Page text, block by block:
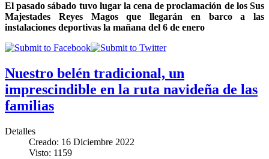
El pasado sábado tuvo lugar la cena de proclamación de los Sus
Majestades Reyes Magos que llegarán en barco a las
instalaciones deportivas la mañana del 6 de enero
Nuestro belén tradicional, un
imprescindible en la ruta navideña de las
familias
Detalles
Creado: 16 Diciembre 2022
Visto: 1159